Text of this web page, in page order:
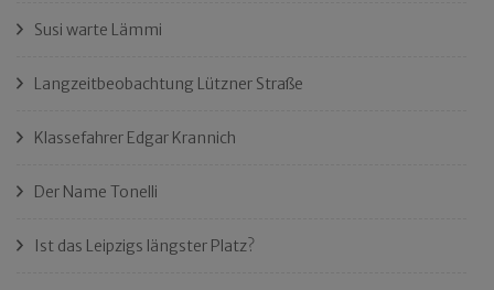
Susi warte Lämmi
Langzeitbeobachtung Lützner Straße
Klassefahrer Edgar Krannich
Der Name Tonelli
Ist das Leipzigs längster Platz?